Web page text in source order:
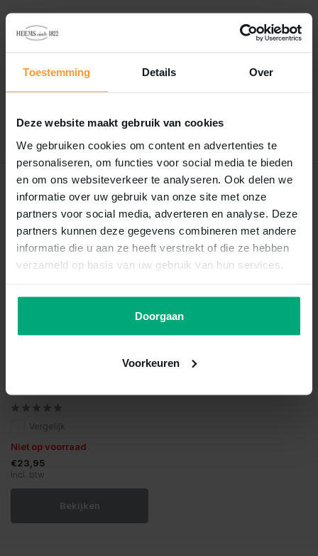
Toestemming Details Over
Deze website maakt gebruik van cookies
We gebruiken cookies om content en advertenties te
personaliseren, om functies voor social media te bieden
en om ons websiteverkeer te analyseren. Ook delen we
informatie over uw gebruik van onze site met onze
partners voor social media, adverteren en analyse. Deze
partners kunnen deze gegevens combineren met andere
informatie die u aan ze heeft verstrekt of die ze hebben
verzameld op basis van uw gebruik van hun services.
Doorgaan
Voorkeuren
Reviews
Er zijn nog geen reviews geschreven over dit product..
Schrijf je eigen review
Recent bekeken
Vergelijk
Niet op voorraad
€23,95
Incl. btw
Bekijken